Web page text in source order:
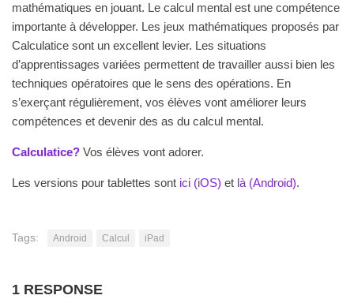
mathématiques en jouant. Le calcul mental est une compétence
importante à développer. Les jeux mathématiques proposés par
Calculatice sont un excellent levier. Les situations
d’apprentissages variées permettent de travailler aussi bien les
techniques opératoires que le sens des opérations. En
s’exerçant régulièrement, vos élèves vont améliorer leurs
compétences et devenir des as du calcul mental.
Calculatice? Vos élèves vont adorer.
Les versions pour tablettes sont ici (iOS) et là (Android).
Tags: Android Calcul iPad
1 RESPONSE